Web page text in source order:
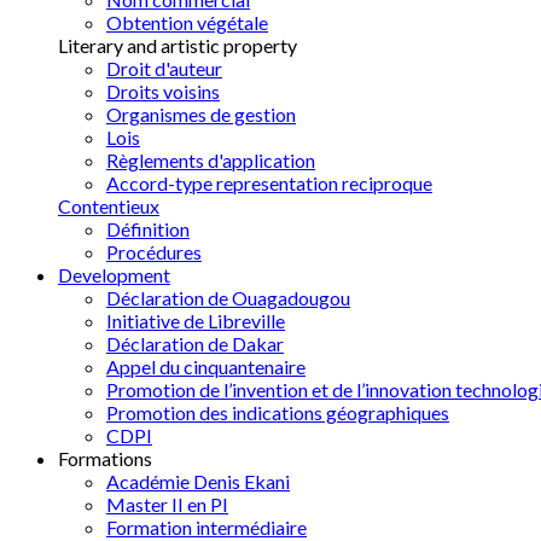
Obtention végétale
Literary and artistic property
Droit d'auteur
Droits voisins
Organismes de gestion
Lois
Règlements d'application
Accord-type representation reciproque
Contentieux
Définition
Procédures
Development
Déclaration de Ouagadougou
Initiative de Libreville
Déclaration de Dakar
Appel du cinquantenaire
Promotion de l’invention et de l’innovation
Promotion des indications géographiques
CDPI
Formations
Académie Denis Ekani
Master II en PI
Formation intermédiaire